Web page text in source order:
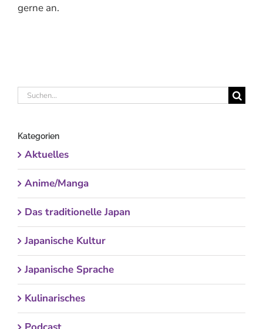
gerne an.
Suche
Kategorien
Aktuelles
Anime/Manga
Das traditionelle Japan
Japanische Kultur
Japanische Sprache
Kulinarisches